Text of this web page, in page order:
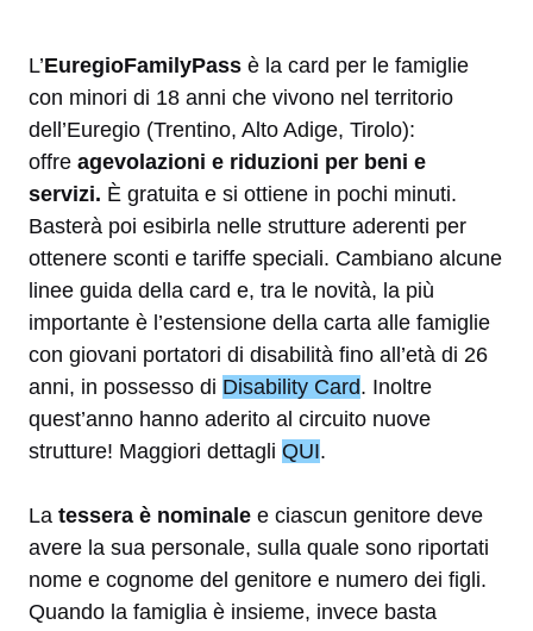
L’EuregioFamilyPass è la card per le famiglie
con minori di 18 anni che vivono nel territorio
dell’Euregio (Trentino, Alto Adige, Tirolo):
offre agevolazioni e riduzioni per beni e
servizi. È gratuita e si ottiene in pochi minuti.
Basterà poi esibirla nelle strutture aderenti per
ottenere sconti e tariffe speciali. Cambiano alcune
linee guida della card e, tra le novità, la più
importante è l’estensione della carta alle famiglie
con giovani portatori di disabilità fino all’età di 26
anni, in possesso di Disability Card. Inoltre
quest’anno hanno aderito al circuito nuove
strutture! Maggiori dettagli QUI.
La tessera è nominale e ciascun genitore deve
avere la sua personale, sulla quale sono riportati
nome e cognome del genitore e numero dei figli.
Quando la famiglia è insieme, invece basta